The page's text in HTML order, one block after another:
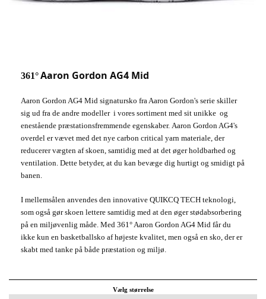
361°Aaron Gordon AG4 Mid
Aaron Gordon AG4 Mid signatursko fra Aaron Gordon's serie skiller
sig ud fra de andre modeller  i vores sortiment med sit unikke  og
enestående præstationsfremmende egenskaber. Aaron Gordon AG4's
overdel er vævet med det nye carbon critical yarn materiale, der
reducerer vægten af skoen, samtidig med at det øger holdbarhed og
ventilation. Dette betyder, at du kan bevæge dig hurtigt og smidigt på
banen.
I mellemsålen anvendes den innovative QUIKCQ TECH teknologi,
som også gør skoen lettere samtidig med at den øger stødabsorbering
på en miljøvenlig måde. Med 361° Aaron Gordon AG4 Mid får du
ikke kun en basketballsko af højeste kvalitet, men også en sko, der er
skabt med tanke på både præstation og miljø.
Vælg størrelse